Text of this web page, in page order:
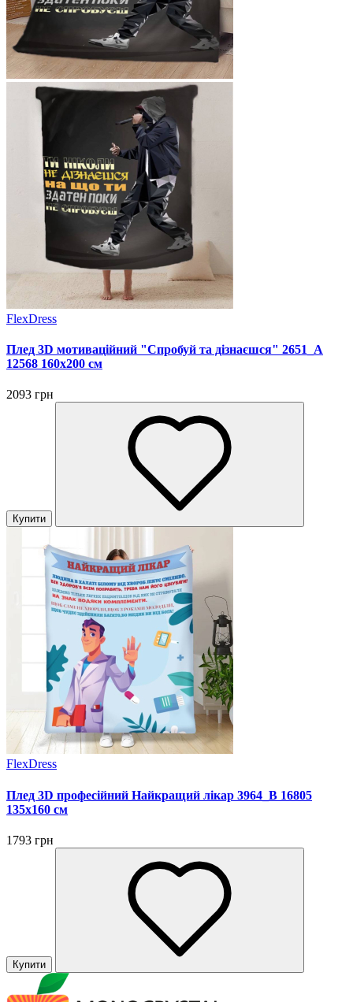
FlexDress
Плед 3D мотиваційний "Спробуй та дізнаєшся" 2651_A
12568 160х200 см
2093 грн
Купити
FlexDress
Плед 3D професійний Найкращий лікар 3964_B 16805
135х160 см
1793 грн
Купити